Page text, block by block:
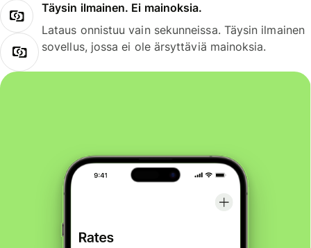
Täysin ilmainen. Ei mainoksia.
Lataus onnistuu vain sekunneissa. Täysin ilmainen
sovellus, jossa ei ole ärsyttäviä mainoksia.